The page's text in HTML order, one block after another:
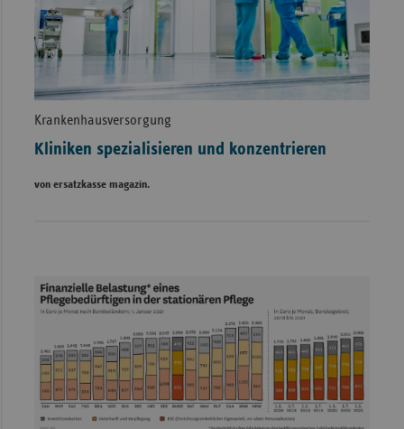
Krankenhausversorgung
Kliniken spezialisieren und konzentrieren
von ersatzkasse magazin.